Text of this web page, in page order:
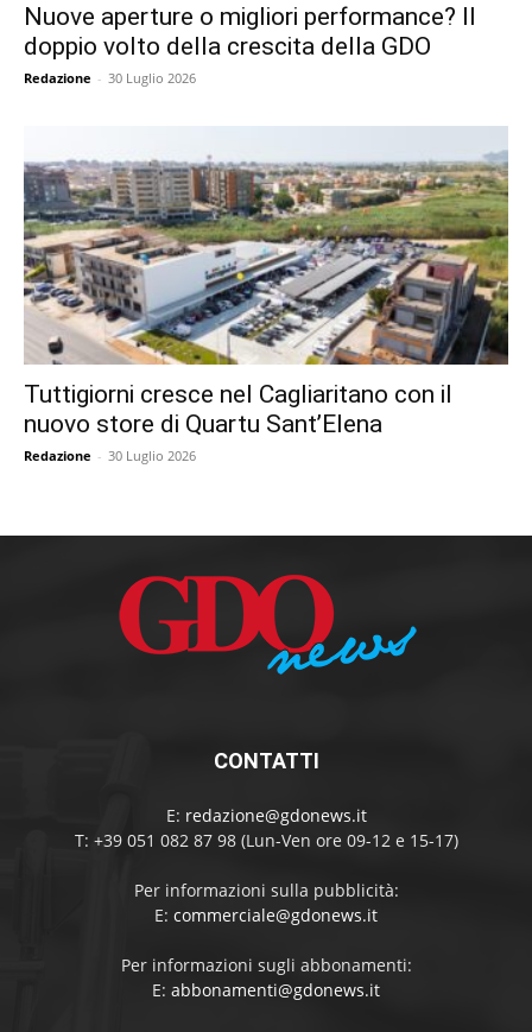
Nuove aperture o migliori performance? Il
doppio volto della crescita della GDO
Redazione - 30 Luglio 2026
Tuttigiorni cresce nel Cagliaritano con il
nuovo store di Quartu Sant’Elena
Redazione - 30 Luglio 2026
CONTATTI
E: redazione@gdonews.it
T: +39 051 082 87 98 (Lun-Ven ore 09-12 e 15-17)
Per informazioni sulla pubblicità:
E: commerciale@gdonews.it
Per informazioni sugli abbonamenti:
E: abbonamenti@gdonews.it